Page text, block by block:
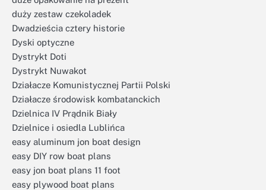
duży zestaw czekoladek
Dwadzieścia cztery historie
Dyski optyczne
Dystrykt Doti
Dystrykt Nuwakot
Działacze Komunistycznej Partii Polski
Działacze środowisk kombatanckich
Dzielnica IV Prądnik Biały
Dzielnice i osiedla Lublińca
easy aluminum jon boat design
easy DIY row boat plans
easy jon boat plans 11 foot
easy plywood boat plans